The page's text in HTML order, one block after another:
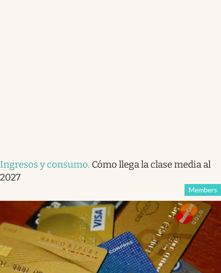
Ingresos y consumo. Cómo llega la clase media al
2027
Members